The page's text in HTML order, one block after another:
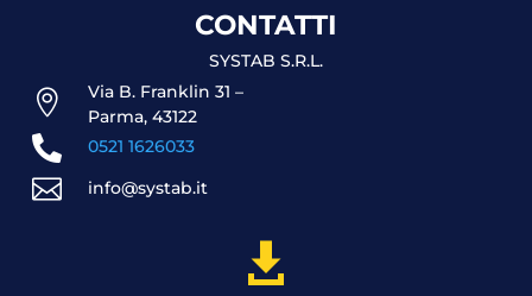
CONTATTI
SYSTAB S.R.L.

Via B. Franklin 31 –
Parma, 43122
 0521 1626033
 info@systab.it
